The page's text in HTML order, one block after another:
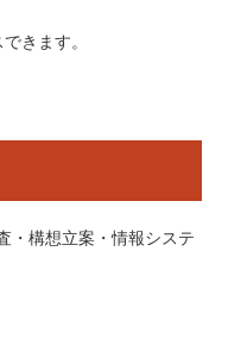
きます。
・構想立案・情報システ